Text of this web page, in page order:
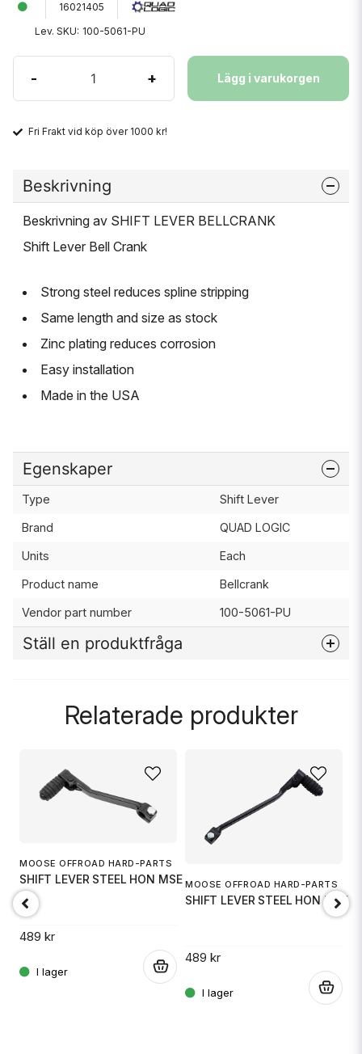
16021405
Lev. SKU: 100-5061-PU
- + Lägg i varukorgen
Fri Frakt vid köp över 1000 kr!
Beskrivning
Beskrivning av SHIFT LEVER BELLCRANK
Shift Lever Bell Crank
Strong steel reduces spline stripping
Same length and size as stock
Zinc plating reduces corrosion
Easy installation
Made in the USA
Egenskaper
Type Shift Lever
Brand QUAD LOGIC
Units Each
Product name Bellcrank
Vendor part number 100-5061-PU
Ställ en produktfråga
Namn
Relaterade produkter
MOOSE OFFROAD HARD-PARTS
SHIFT LEVER STEEL HON MSE
489 kr
MOOSE OFFROAD HARD-PARTS
SHIFT LEVER STEEL HON MSE
489 kr